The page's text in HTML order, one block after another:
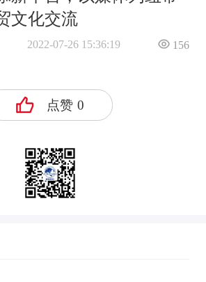
文化交流
2022-07-26 15:36:19 156
点赞 0